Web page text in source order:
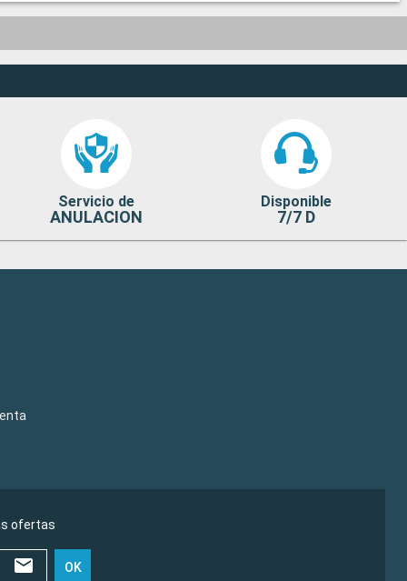
Servicio de
ANULACION
Disponible
7/7 D
ofertas
OK